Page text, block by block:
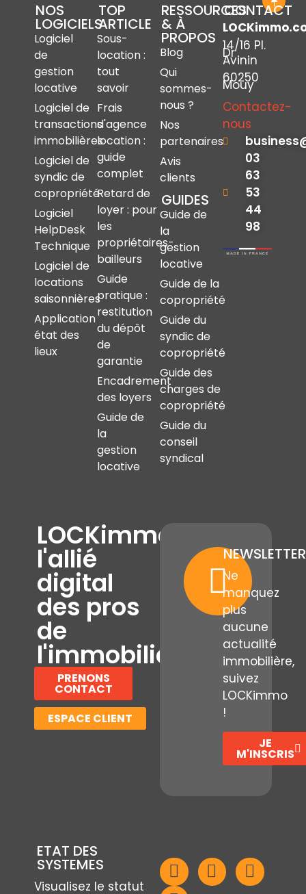
NOS
LOGICIELS
Logiciel
de
gestion
locative
Logiciel de
transactions
immobilières
Logiciel de
syndic de
copropriété
Logiciel
HelpDesk
Technique
Logiciel de
locations
saisonnières
Application
état des
lieux
TOP
ARTICLE
Sous-
location :
tout
savoir
Frais
d'agence
location :
guide
complet
Retard de
loyer : pour
les
propriétaires-
bailleurs
Guide
pratique :
restitution
du dépôt
de
garantie
Encadrement
des loyers
Guide de
la
gestion
locative
RESSOURCES
& À
PROPOS
Blog
Qui
sommes-
nous ?
Nos
partenaires
Avis
clients
GUIDES
Guide de
la
gestion
locative
Guide de la
copropriété
Guide du
syndic de
copropriété
Guide des
charges de
copropriété
Guide du
conseil
syndical
CONTACT
14/16 Pl.
Dr
Avinin
60250
Mouy
Contactez-
nous
03
63
53
44
98
LOCKimmo,
l'allié
digital
des pros
de
l'immobilier
PRENONS
CONTACT
ESPACE CLIENT
NEWSLETTER
Ne
manquez
plus
aucune
actualité
immobilière,
suivez
LOCKimmo
!
JE
M'INSCRIS
ETAT DES
SYSTEMES
Visualisez le statut